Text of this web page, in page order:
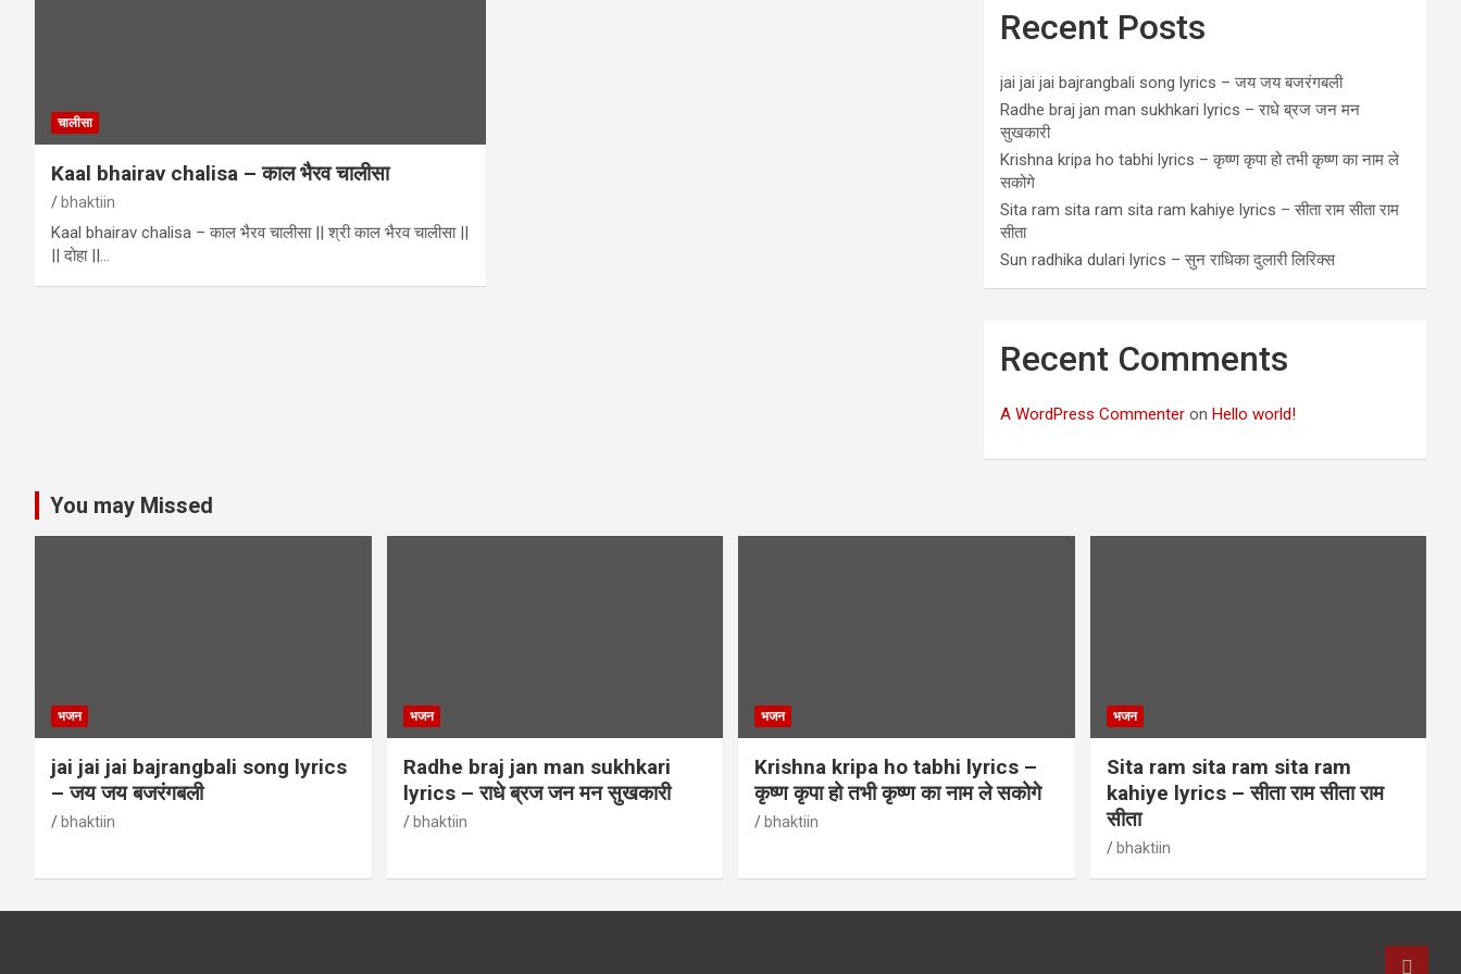
चालीसा
Kaal bhairav chalisa – काल भैरव चालीसा
bhaktiin
Kaal bhairav chalisa – काल भैरव चालीसा || श्री काल भैरव चालीसा ||
|| दोहा ||…
Recent Posts
jai jai jai bajrangbali song lyrics – जय जय बजरंगबली
Radhe braj jan man sukhkari lyrics – राधे ब्रज जन मन
सुखकारी
Krishna kripa ho tabhi lyrics – कृष्ण कृपा हो तभी कृष्ण का नाम ले
सकोगे
Sita ram sita ram sita ram kahiye lyrics – सीता राम सीता राम
सीता
Sun radhika dulari lyrics – सुन राधिका दुलारी लिरिक्स
Recent Comments
A WordPress Commenter onHello world!
You may Missed
भजन
jai jai jai bajrangbali song lyrics
– जय जय बजरंगबली
bhaktiin
भजन
Radhe braj jan man sukhkari
lyrics – राधे ब्रज जन मन सुखकारी
bhaktiin
भजन
Krishna kripa ho tabhi lyrics –
कृष्ण कृपा हो तभी कृष्ण का नाम ले सकोगे
bhaktiin
भजन
Sita ram sita ram sita ram
kahiye lyrics – सीता राम सीता राम
सीता
bhaktiin